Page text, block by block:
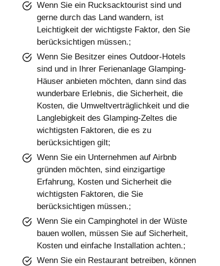
Wenn Sie ein Rucksacktourist sind und
gerne durch das Land wandern, ist
Leichtigkeit der wichtigste Faktor, den Sie
berücksichtigen müssen.;
Wenn Sie Besitzer eines Outdoor-Hotels
sind und in Ihrer Ferienanlage Glamping-
Häuser anbieten möchten, dann sind das
wunderbare Erlebnis, die Sicherheit, die
Kosten, die Umweltverträglichkeit und die
Langlebigkeit des Glamping-Zeltes die
wichtigsten Faktoren, die es zu
berücksichtigen gilt;
Wenn Sie ein Unternehmen auf Airbnb
gründen möchten, sind einzigartige
Erfahrung, Kosten und Sicherheit die
wichtigsten Faktoren, die Sie
berücksichtigen müssen.;
Wenn Sie ein Campinghotel in der Wüste
bauen wollen, müssen Sie auf Sicherheit,
Kosten und einfache Installation achten.;
Wenn Sie ein Restaurant betreiben, können